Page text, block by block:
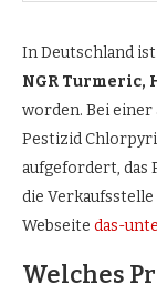
In Deutschland
NGR Turmeric,
worden. Bei
Pestizid
aufgefordert, das
die
Webseite das-
Welches